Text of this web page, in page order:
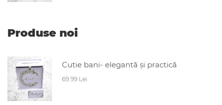
Produse noi
Cutie bani- elegantă și practică
69.99 Lei